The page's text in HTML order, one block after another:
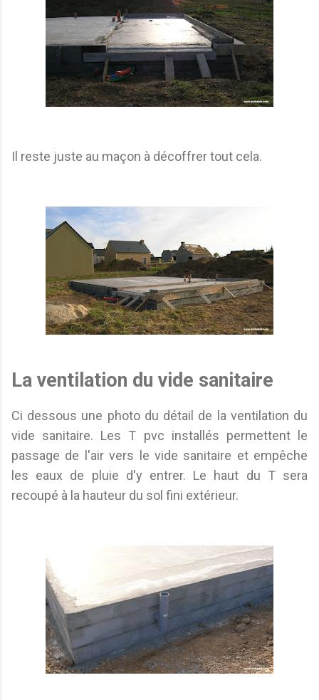
Il reste juste au maçon à décoffrer tout cela.
La ventilation du vide sanitaire
Ci dessous une photo du détail de la ventilation du
vide sanitaire. Les T pvc installés permettent le
passage de l'air vers le vide sanitaire et empêche
les eaux de pluie d'y entrer. Le haut du T sera
recoupé à la hauteur du sol fini extérieur.